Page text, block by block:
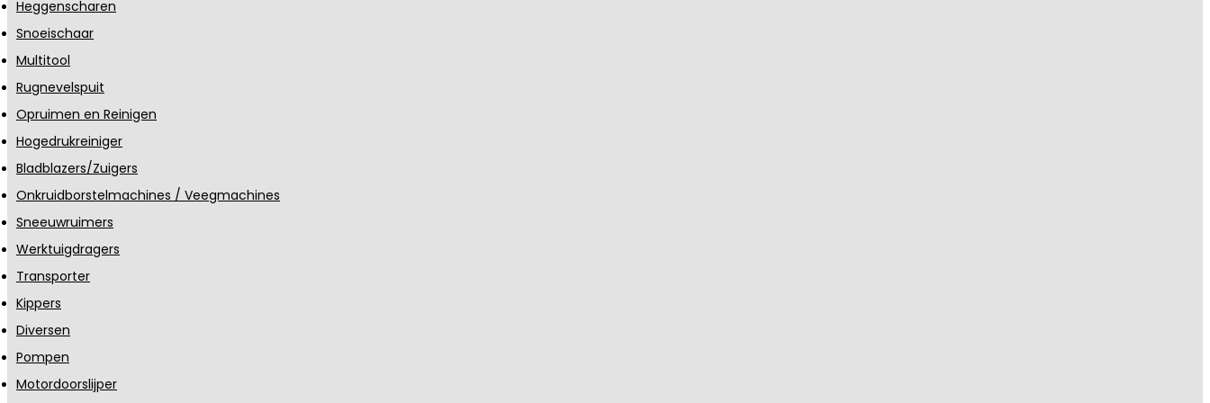
Heggenscharen
Snoeischaar
Multitool
Rugnevelspuit
Opruimen en Reinigen
Hogedrukreiniger
Bladblazers/Zuigers
Onkruidborstelmachines / Veegmachines
Sneeuwruimers
Werktuigdragers
Transporter
Kippers
Diversen
Pompen
Motordoorslijper